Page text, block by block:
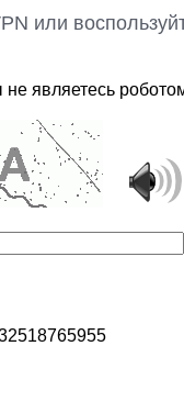
или
являетесь